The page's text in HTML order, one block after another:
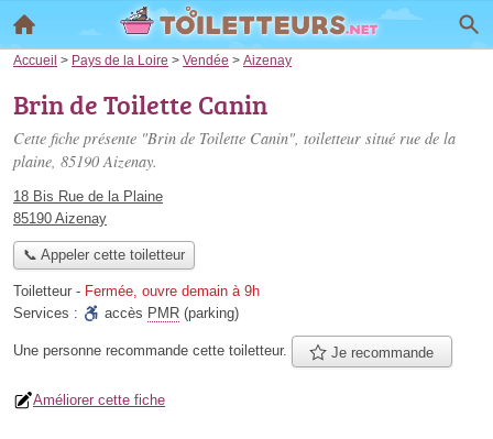
Accueil > Pays de la Loire > Vendée > Aizenay
Brin de Toilette Canin
Cette fiche présente "Brin de Toilette Canin", toiletteur situé rue de la
plaine, 85190 Aizenay.
18 Bis Rue de la Plaine
85190 Aizenay
📞 Appeler cette toiletteur
Toiletteur - Fermée, ouvre demain à 9h
Services :
accès PMR (parking)
Une personne recommande cette toiletteur. Je recommande
Améliorer cette fiche